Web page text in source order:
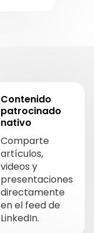
Contenido
patrocinado
nativo
Comparte
artículos,
videos y
presentaciones
directamente
en el feed de
LinkedIn.